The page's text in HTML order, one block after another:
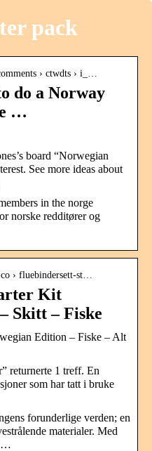
pack
› ctwdts › i_…
do a Norway
…
board “Norwegian
See more ideas about
in the norge
norske redditører og
› fluebindersett-st…
Kit
Skitt – Fiske
Edition – Fiske – Alt
returnerte 1 treff. En
som har tatt i bruke
forunderlige verden; en
materialer. Med